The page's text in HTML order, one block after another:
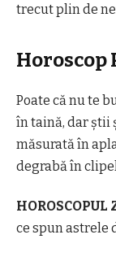
trecut plin de
Horoscop
Poate că nu te
în taină, dar știi
măsurată în
degrabă în
HOROSCOPUL
ce spun astrele